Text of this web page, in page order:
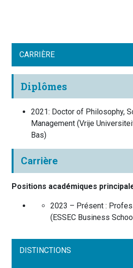
CARRIÈRE
Diplômes
2021: Doctor of Philosophy,
Management (Vrije
Bas)
Carrière
Positions académiques
2023 – Présent :
( ESSEC Business School
DISTINCTIONS